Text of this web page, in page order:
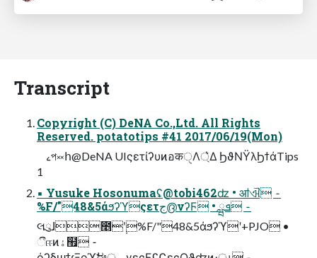
Transcript
Copyright (C) DeNA Co.,Ltd. All Rights
Reserved. potatotips #41 2017/06/19(Mon)
1
▪ Yusuke Hosonumaʢ@tobi462ʣ • ॴଐ ⁃
%F/"48&5άϧʔϓςετج൫νʔϜ • ܦྺ ⁃
લུɺ೥݄ʹ%F/"48&5άϧʔϓʹ+PJO •
ීஈͷۀ຿ ⁃